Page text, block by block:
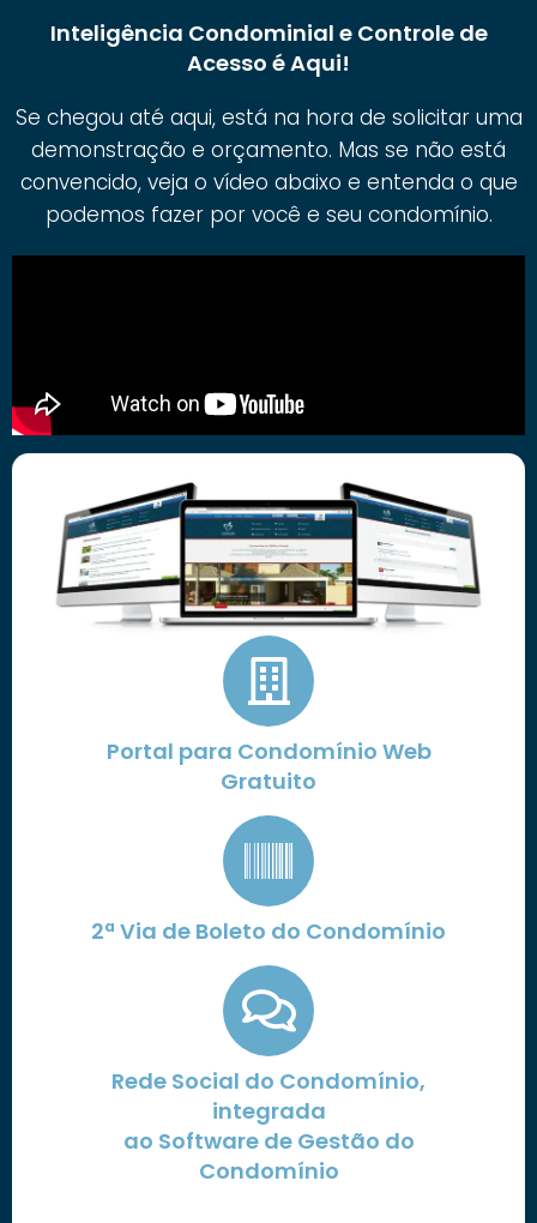
Inteligência Condominial e Controle de
Acesso é Aqui!
Se chegou até aqui, está na hora de solicitar uma
demonstração e orçamento. Mas se não está
convencido, veja o vídeo abaixo e entenda o que
podemos fazer por você e seu condomínio.
Portal para Condomínio Web
Gratuito
2ª Via de Boleto do Condomínio
Rede Social do Condomínio,
integrada
ao Software de Gestão do
Condomínio